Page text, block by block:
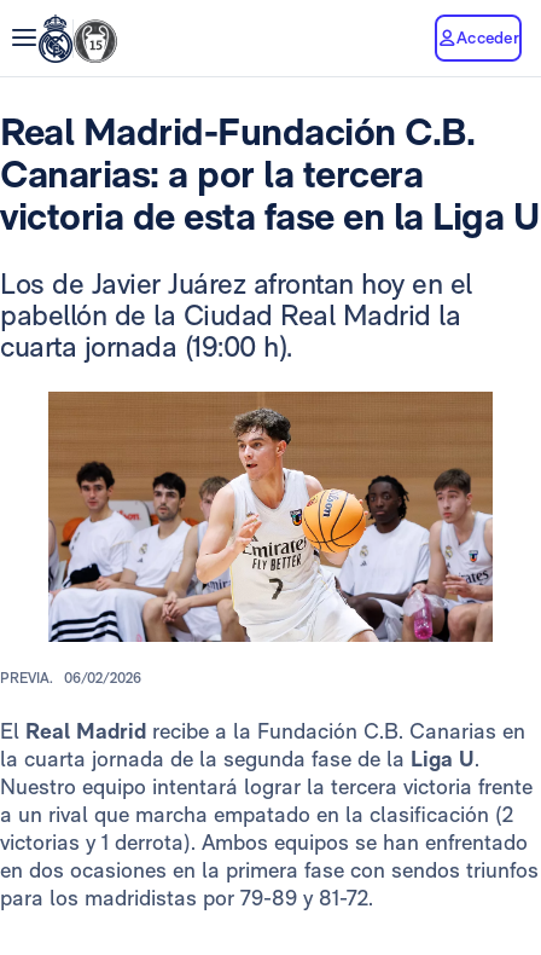
Acceder
Real Madrid-Fundación C.B.
Canarias: a por la tercera
victoria de esta fase en la Liga U
Los de Javier Juárez afrontan hoy en el
pabellón de la Ciudad Real Madrid la
cuarta jornada (19:00 h).
PREVIA. 06/02/2026
El Real Madrid recibe a la Fundación C.B. Canarias en
la cuarta jornada de la segunda fase de la Liga U.
Nuestro equipo intentará lograr la tercera victoria frente
a un rival que marcha empatado en la clasificación (2
victorias y 1 derrota). Ambos equipos se han enfrentado
en dos ocasiones en la primera fase con sendos triunfos
para los madridistas por 79-89 y 81-72.